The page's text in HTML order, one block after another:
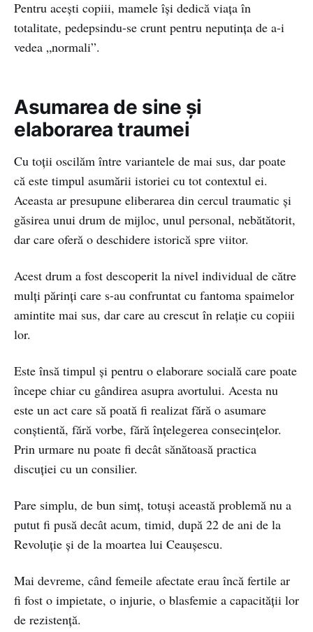
Pentru acești copiii, mamele își dedică viața în
totalitate, pedepsindu-se crunt pentru neputința de a-i
vedea „normali”.
Asumarea de sine și
elaborarea traumei
Cu toţii oscilăm între variantele de mai sus, dar poate
că este timpul asumării istoriei cu tot contextul ei.
Aceasta ar presupune eliberarea din cercul traumatic și
găsirea unui drum de mijloc, unul personal, nebătătorit,
dar care oferă o deschidere istorică spre viitor.
Acest drum a fost descoperit la nivel individual de către
mulți părinți care s-au confruntat cu fantoma spaimelor
amintite mai sus, dar care au crescut în relație cu copiii
lor.
Este însă timpul și pentru o elaborare socială care poate
începe chiar cu gândirea asupra avortului. Acesta nu
este un act care să poată fi realizat fără o asumare
conștientă, fără vorbe, fără înțelegerea consecințelor.
Prin urmare nu poate fi decât sănătoasă practica
discuției cu un consilier.
Pare simplu, de bun simț, totuși această problemă nu a
putut fi pusă decât acum, timid, după 22 de ani de la
Revoluţie şi de la moartea lui Ceauşescu.
Mai devreme, când femeile afectate erau încă fertile ar
fi fost o impietate, o injurie, o blasfemie a capacității lor
de rezistență.